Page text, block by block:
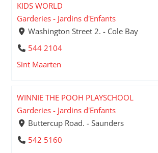
KIDS WORLD
Garderies - Jardins d'Enfants
Washington Street 2. - Cole Bay
544 2104
Sint Maarten
WINNIE THE POOH PLAYSCHOOL
Garderies - Jardins d'Enfants
Buttercup Road. - Saunders
542 5160